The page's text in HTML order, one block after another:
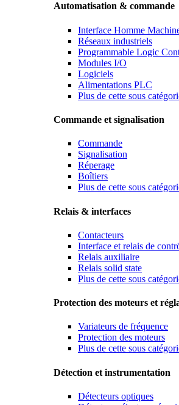
Automatisation & commande
Interface Homme
Réseaux industriels
Programmable Logic
Modules I/O
Logiciels
Alimentations PLC
Plus de cette sous
Commande et signalisation
Commande
Signalisation
Réperage
Boîtiers
Plus de cette sous
Relais & interfaces
Contacteurs
Interface et relais de
Relais auxiliaire
Relais solid state
Plus de cette sous
Protection des moteurs et
Variateurs de fréquence
Protection des moteurs
Plus de cette sous
Détection et instrumentation
Détecteurs optiques